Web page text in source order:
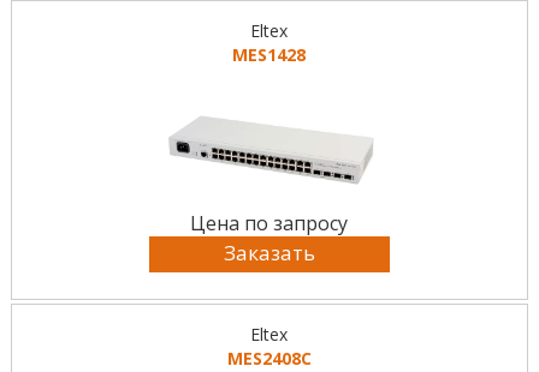
Eltex
MES1428
Цена по запросу
Заказать
Eltex
MES2408C